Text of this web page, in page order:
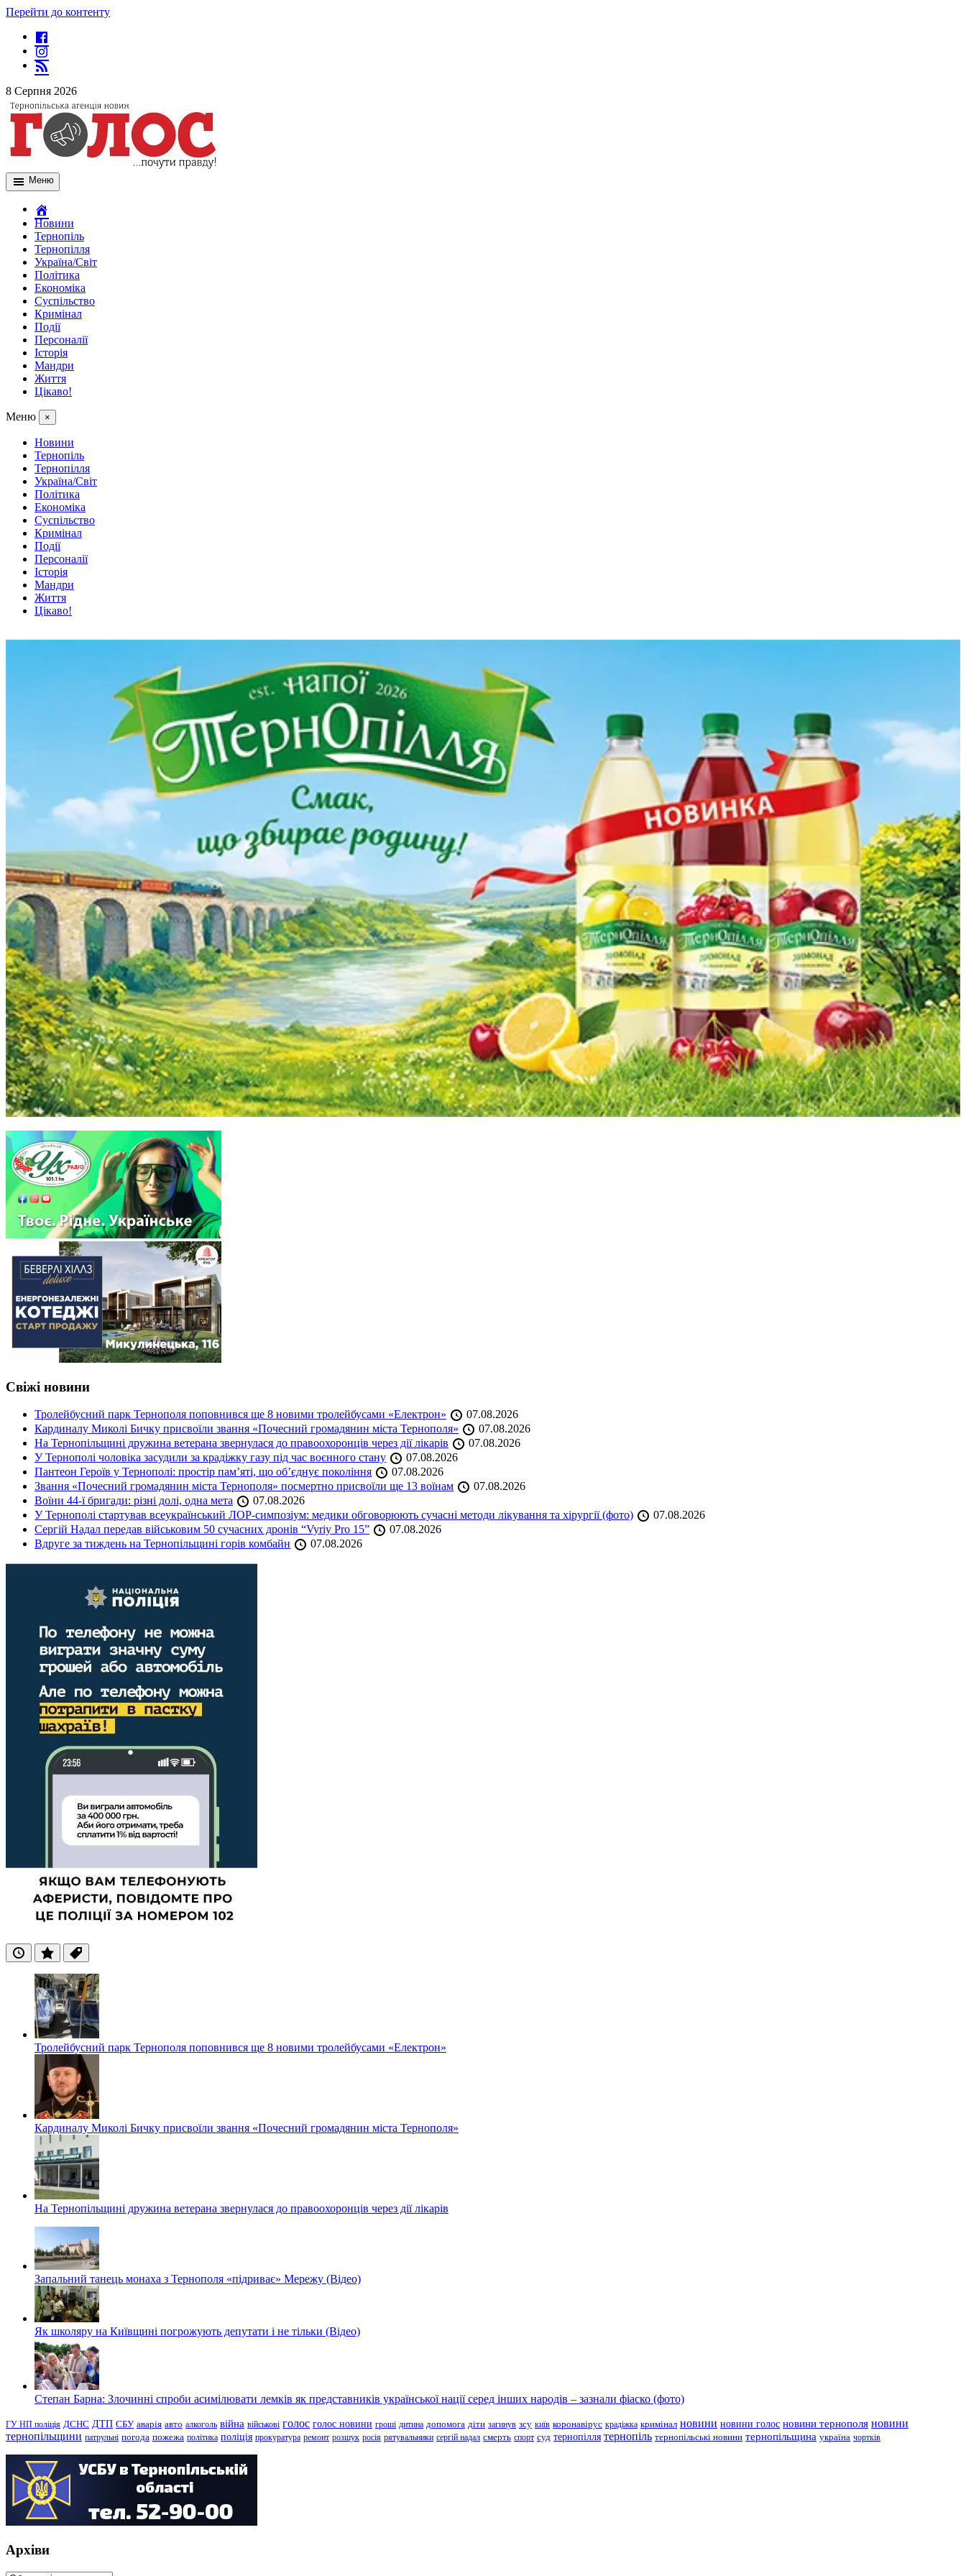
Перейти до контенту
8 Серпня 2026
Меню
Новини
Тернопіль
Тернопілля
Україна/Світ
Політика
Економіка
Суспільство
Кримінал
Події
Персоналії
Історія
Мандри
Життя
Цікаво!
Меню ×
Новини
Тернопіль
Тернопілля
Україна/Світ
Політика
Економіка
Суспільство
Кримінал
Події
Персоналії
Історія
Мандри
Життя
Цікаво!
Свіжі новини
Тролейбусний парк Тернополя поповнився ще 8 новими тролейбусами «Електрон»
07.08.2026
Кардиналу Миколі Бичку присвоїли звання «Почесний громадянин міста Тернополя»
07.08.2026
На Тернопільщині дружина ветерана звернулася до правоохоронців через дії лікарів
07.08.2026
У Тернополі чоловіка засудили за крадіжку газу під час воєнного стану
07.08.2026
Пантеон Героїв у Тернополі: простір пам’яті, що об’єднує покоління
07.08.2026
Звання «Почесний громадянин міста Тернополя» посмертно присвоїли ще 13 воїнам
07.08.2026
Воїни 44-ї бригади: різні долі, одна мета
07.08.2026
У Тернополі стартував всеукраїнський ЛОР-симпозіум: медики обговорюють сучасні методи лікування та хірургії (фото)
07.08.2026
Сергій Надал передав військовим 50 сучасних дронів “Vyriy Pro 15”
07.08.2026
Вдруге за тиждень на Тернопільщині горів комбайн
07.08.2026
ОстанніПопулярні
Теги
Тролейбусний парк Тернополя поповнився ще 8 новими тролейбусами «Електрон»
Кардиналу Миколі Бичку присвоїли звання «Почесний громадянин міста Тернополя»
На Тернопільщині дружина ветерана звернулася до правоохоронців через дії лікарів
Запальний танець монаха з Тернополя «підриває» Мережу (Відео)
Як школяру на Київщині погрожують депутати і не тільки (Відео)
Степан Барна: Злочинні спроби асимілювати лемків як представників української нації серед інших народів – зазнали фіаско (фото)
ГУ НП поліція ДСНС ДТП СБУ аварія авто алкоголь війна військові голос голос новини гроші дитина допомога діти загинув зсу київ коронавірус крадіжка кримінал новини новини голос новини тернополя новини
тернопільщини патрульні погода пожежа політика поліція прокуратура ремонт розшук росія рятувальники сергій надал смерть спорт суд тернопілля тернопіль тернопільські новини тернопільщина україна чортків
Архіви